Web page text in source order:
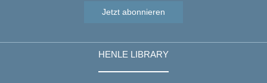
Jetzt abonnieren
HENLE LIBRARY